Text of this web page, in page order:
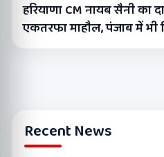
हरियाणा CM नायब सैनी का
एकतरफा माहौल, पंजाब में
Recent News